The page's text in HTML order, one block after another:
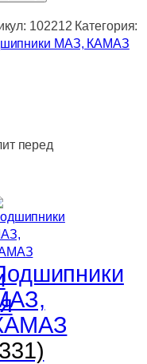
102212 Категория:
МАЗ, КАМАЗ
перед